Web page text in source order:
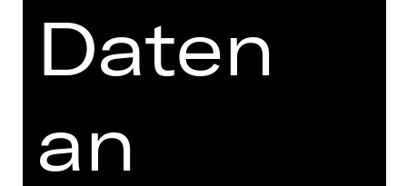
Und Sie können die Crime-Handlung
ab dem 6. Dezember, 20.00 Uhr über
haben offenkundig mehr im Sinn als
nur Mitbewohner zu vergraulen. Die
Daten
an